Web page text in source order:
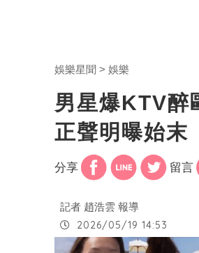
娛樂星聞 娛樂
男星爆KTV醉
正聲明曝始末
分享 留言
記者 趙浩雲 報導
2026/05/19 14:53